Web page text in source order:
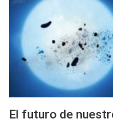
El futuro de